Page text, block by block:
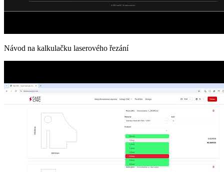
Návod na kalkulačku laserového řezání